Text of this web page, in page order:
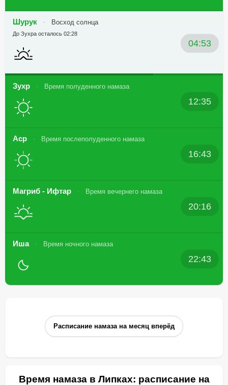
Шурук Восход солнца
04:53
До Зухра осталось 02:28
Зухр Время полуденного намаза
12:35
Аср Время послеполуденного намаза
16:43
Магриб - Ифтар Время вечернего намаза
20:16
Иша Время ночного намаза
22:43
Расписание намаза на месяц вперёд
Время намаза в Липках: расписание на